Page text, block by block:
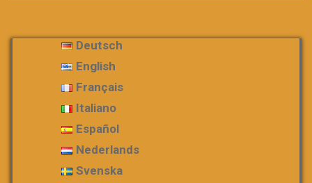
Deutsch
English
Français
Italiano
Español
Nederlands
Svenska